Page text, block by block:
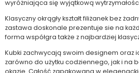
wyróżniająca się wyjątkową
Klasyczny okrągły kształt filiżanek bez
zastawa doskonale prezentuje sie na
forma współgra także z najbardziej
Kubki zachwycają swoim designem oraz
zarówno do użytku codziennego, jak i na
okazje. Całość zapakowana w